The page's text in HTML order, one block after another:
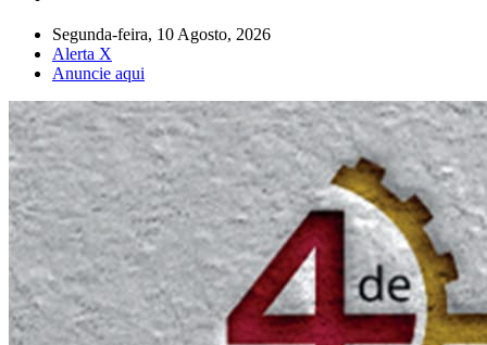
Segunda-feira, 10 Agosto, 2026
Alerta X
Anuncie aqui